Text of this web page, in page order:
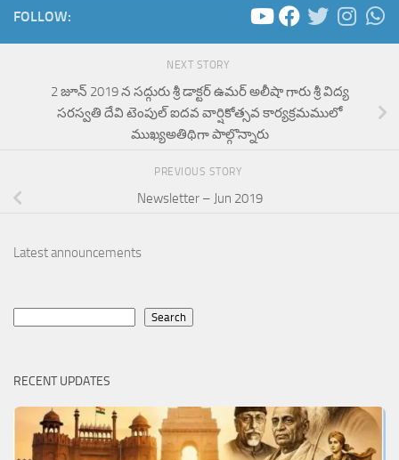
FOLLOW:
NEXT STORY
2 జూన్ 2019 న సద్గురు శ్రీ డాక్టర్ ఉమర్ అలీషా గారు శ్రీ విద్య
సరస్వతి దేవి టెంపుల్ ఐదవ వార్షికోత్సవ కార్యక్రమములో
ముఖ్యఅతిథిగా పాల్గొన్నారు
PREVIOUS STORY
Newsletter – Jun 2019
Latest announcements
Search
RECENT UPDATES